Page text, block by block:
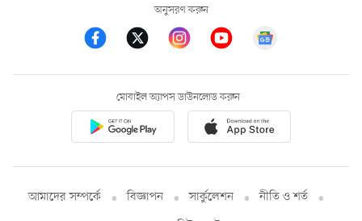
অনুসরণ করুন
মোবাইল অ্যাপস ডাউনলোড করুন
আমাদের সম্পর্কে বিজ্ঞাপন সার্কুলেশন
নীতি ও শর্ত